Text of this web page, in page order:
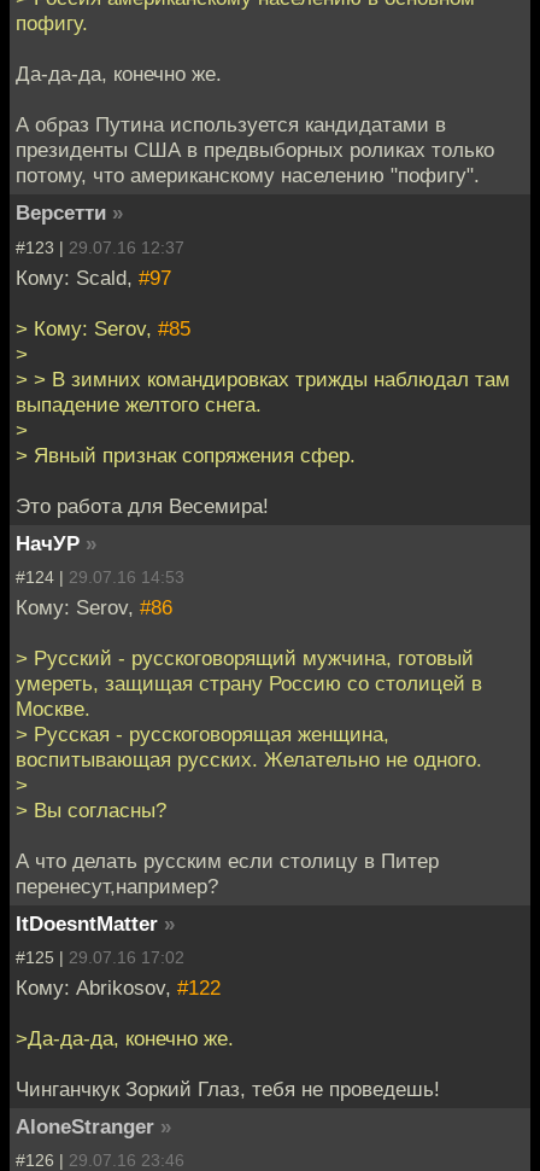
пофигу.
Да-да-да, конечно же.
А образ Путина используется кандидатами в
президенты США в предвыборных роликах только
потому, что американскому населению "пофигу".
Версетти »
#123 | 29.07.16 12:37
Кому: Scald, #97
> Кому: Serov, #85
>
> > В зимних командировках трижды наблюдал там
выпадение желтого снега.
>
> Явный признак сопряжения сфер.
Это работа для Весемира!
НачУР »
#124 | 29.07.16 14:53
Кому: Serov, #86
> Русский - русскоговорящий мужчина, готовый
умереть, защищая страну Россию со столицей в
Москве.
> Русская - русскоговорящая женщина,
воспитывающая русских. Желательно не одного.
>
> Вы согласны?
А что делать русским если столицу в Питер
перенесут,например?
ItDoesntMatter »
#125 | 29.07.16 17:02
Кому: Abrikosov, #122
>Да-да-да, конечно же.
Чинганчкук Зоркий Глаз, тебя не проведешь!
AloneStranger »
#126 | 29.07.16 23:46